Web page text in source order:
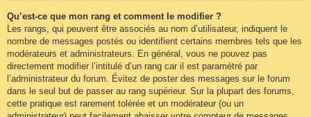
Qu’est-ce que mon rang et comment le modifier ?
Les rangs, qui peuvent être associés au nom d’utilisateur, indiquent le
nombre de messages postés ou identifient certains membres tels que les
modérateurs et administrateurs. En général, vous ne pouvez pas
directement modifier l’intitulé d’un rang car il est paramétré par
l’administrateur du forum. Évitez de poster des messages sur le forum
dans le seul but de passer au rang supérieur. Sur la plupart des forums,
cette pratique est rarement tolérée et un modérateur (ou un